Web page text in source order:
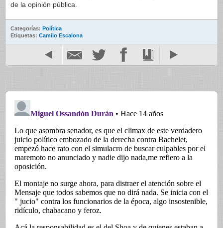
de la opinión pública.
Categorías: Política
Etiquetas: Camilo Escalona